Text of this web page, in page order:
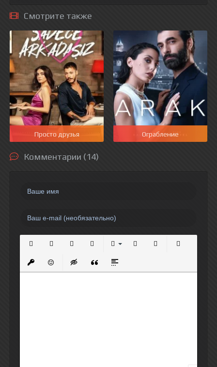
Смотрите также
Просто друзья Ограбление
Комментарии (14)
Вставить защищенную ссылку
Вставить смайлик
Вставка скрытого текста
Вставка цитаты
Вставка спойлера